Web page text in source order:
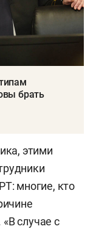
брать
этими
многие, кто
случае с